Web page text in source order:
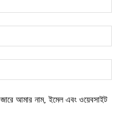
আমার নাম, ইমেল এবং ওয়েবসাইট